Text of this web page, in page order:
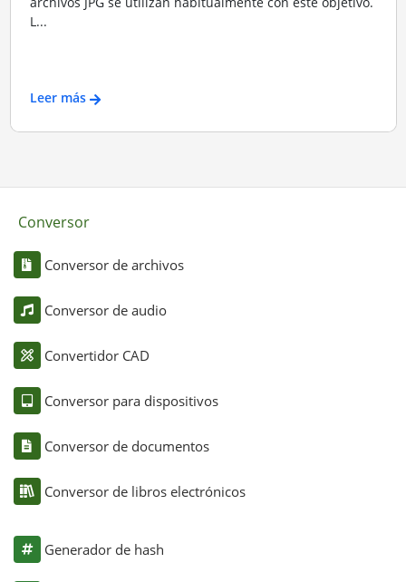
L...
Leer más
Conversor
Conversor de archivos
Conversor de audio
Convertidor CAD
Conversor para dispositivos
Conversor de documentos
Conversor de libros electrónicos
Generador de hash